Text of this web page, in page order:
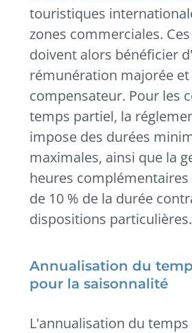
touristiques
zones commerciales.
doivent alors bénéficier
rémunération majorée
compensateur. Pour les
temps partiel, la
impose des durées
maximales, ainsi que la
heures
de 10 % de la durée
dispositions particulières.
Annualisation du
pour la saisonnalité
L'annualisation du